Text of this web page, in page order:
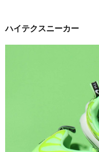
ハイテクスニーカー